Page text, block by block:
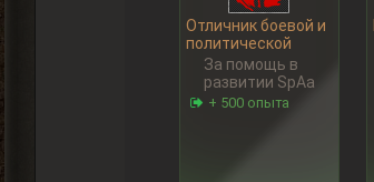
Отличник боевой и
политической
За помощь в
развитии SpAa
+ 500 опыта